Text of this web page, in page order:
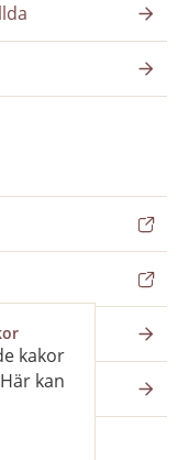
kakor
kan